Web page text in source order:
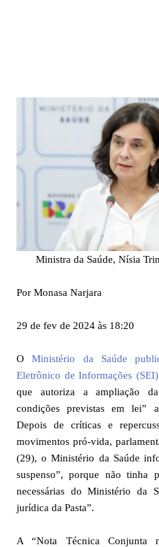
Ministra da Saúde, Nísia
Por Monasa Narjara
29 de fev de 2024 às 18:20
OMinistério da Saúde
Eletrônico de Informações (SEI)
que autoriza a ampliação
condições previstas em lei”
Depois de críticas e
movimentos pró-vida,
(29), o Ministério da Saúde
suspenso”, porque não tinha
necessárias do Ministério da
jurídica da Pasta”.
A “Nota Técnica Conjunta